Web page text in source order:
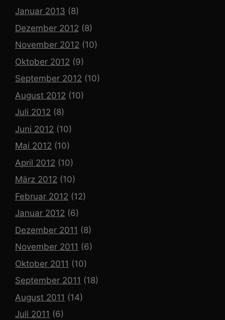
Januar 2013 (8)
Dezember 2012 (8)
November 2012 (10)
Oktober 2012 (9)
September 2012 (10)
August 2012 (10)
Juli 2012 (8)
Juni 2012 (10)
Mai 2012 (10)
April 2012 (10)
März 2012 (10)
Februar 2012 (12)
Januar 2012 (6)
Dezember 2011 (8)
November 2011 (6)
Oktober 2011 (10)
September 2011 (18)
August 2011 (14)
Juli 2011 (6)